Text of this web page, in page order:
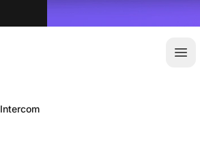
Intercom